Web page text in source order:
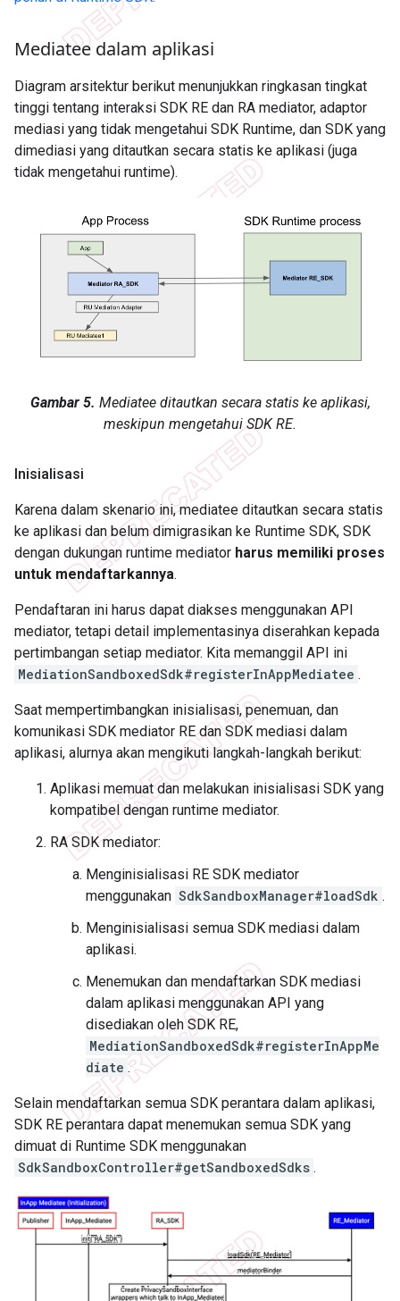
Mediatee dalam aplikasi
Diagram arsitektur berikut menunjukkan ringkasan tingkat
tinggi tentang interaksi SDK RE dan RA mediator, adaptor
mediasi yang tidak mengetahui SDK Runtime, dan SDK yang
dimediasi yang ditautkan secara statis ke aplikasi (juga
tidak mengetahui runtime).
Gambar 5. Mediatee ditautkan secara statis ke aplikasi,
meskipun mengetahui SDK RE.
Inisialisasi
Karena dalam skenario ini, mediatee ditautkan secara statis
ke aplikasi dan belum dimigrasikan ke Runtime SDK, SDK
dengan dukungan runtime mediator harus memiliki proses
untuk mendaftarkannya.
Pendaftaran ini harus dapat diakses menggunakan API
mediator, tetapi detail implementasinya diserahkan kepada
pertimbangan setiap mediator. Kita memanggil API ini
MediationSandboxedSdk#registerInAppMediatee .
Saat mempertimbangkan inisialisasi, penemuan, dan
komunikasi SDK mediator RE dan SDK mediasi dalam
aplikasi, alurnya akan mengikuti langkah-langkah berikut:
Aplikasi memuat dan melakukan inisialisasi SDK yang
kompatibel dengan runtime mediator.
RA SDK mediator:
Menginisialisasi RE SDK mediator
menggunakan SdkSandboxManager#loadSdk .
Menginisialisasi semua SDK mediasi dalam
aplikasi.
Menemukan dan mendaftarkan SDK mediasi
dalam aplikasi menggunakan API yang
disediakan oleh SDK RE,
MediationSandboxedSdk#registerInAppMe
diate .
Selain mendaftarkan semua SDK perantara dalam aplikasi,
SDK RE perantara dapat menemukan semua SDK yang
dimuat di Runtime SDK menggunakan
SdkSandboxController#getSandboxedSdks .